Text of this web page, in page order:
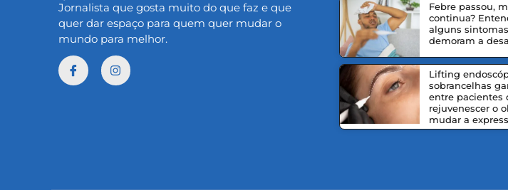
Jornalista que gosta muito do que faz e que
quer dar espaço para quem quer mudar o
mundo para melhor.
Febre passou,
continua?
alguns
demoram a
Lifting
sobrancelhas
entre pacientes
rejuvenescer o
mudar a